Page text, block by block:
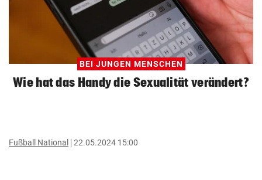
BEI JUNGEN MENSCHEN
Wie hat das Handy die Sexualität verändert?
Fußball National 22.05.2024 15:00